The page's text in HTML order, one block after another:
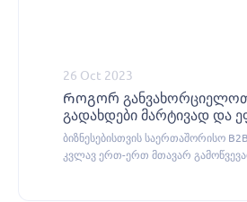
Როგორ
გადახდები მარტივად და
ბიზნესებისთვის საერთაშორისო
კვლავ ერთ-ერთ მთავარ
26 Oct 2023